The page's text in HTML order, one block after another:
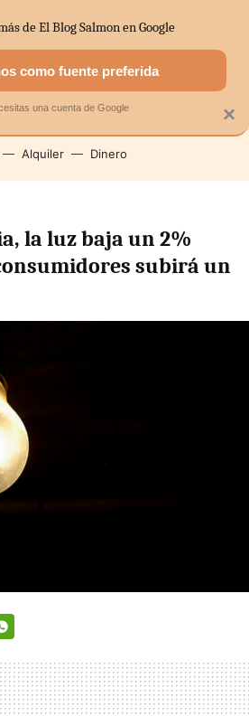
DOMÉSTICA MERCADOS
Alquiler Dinero
la luz baja un 2%
subirá un
×
de El Blog Salmon en Google
como fuente preferida
una cuenta de Google